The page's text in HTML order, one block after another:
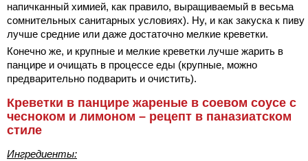
напичканный химией, как правило, выращиваемый в весьма
сомнительных санитарных условиях). Ну, и как закуска к пиву
лучше средние или даже достаточно мелкие креветки.
Конечно же, и крупные и мелкие креветки лучше жарить в
панцире и очищать в процессе еды (крупные, можно
предварительно подварить и очистить).
Креветки в панцире жареные в соевом соусе с
чесноком и лимоном – рецепт в паназиатском
стиле
Ингредиенты: